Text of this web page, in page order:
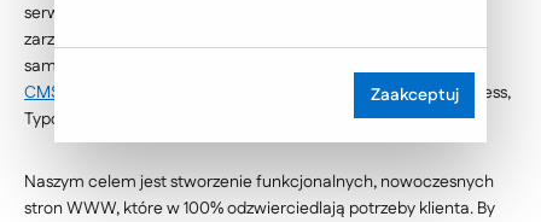
serwisy internetowe korzystamy ze sprawdzonych platform
zarządzania treścią, które umożliwiają Klientom ich późniejszą
samodzielną aktualizację. Najczęściej wykorzystujemy Edito
CMS
, Episerver, czy platformy Open Source takie jak WordPress,
Typo3, Magento czy Joomla.
Naszym celem jest stworzenie funkcjonalnych, nowoczesnych
stron WWW, które w 100% odzwierciedlają potrzeby klienta. By
Zaakceptuj